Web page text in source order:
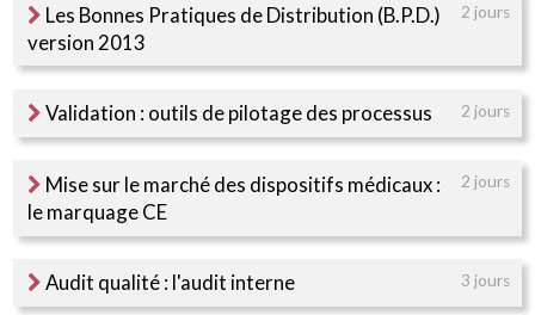
Les Bonnes Pratiques de Distribution (B.P.D.)
version 2013
2 jours
Validation : outils de pilotage des processus 2 jours
Mise sur le marché des dispositifs médicaux :
le marquage CE
2 jours
Audit qualité : l'audit interne 3 jours